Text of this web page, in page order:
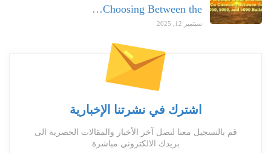
Choosing Between the…
سبتمبر 12, 2025
اشترك في نشرتنا الإخبارية
قم بالتسجيل معنا لتصل آخر الأخبار والمقالات الحصرية الى
بريدك الالكتروني مباشرة